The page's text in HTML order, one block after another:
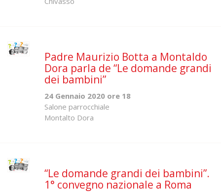
Padre Maurizio Botta a Montaldo
Dora parla de “Le domande grandi
dei bambini”
24 Gennaio 2020 ore 18
Salone parrocchiale
Montalto Dora
“Le domande grandi dei bambini”.
1° convegno nazionale a Roma